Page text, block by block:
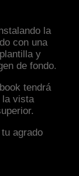
la
con una
y
de fondo.
tendrá
la vista
agrado